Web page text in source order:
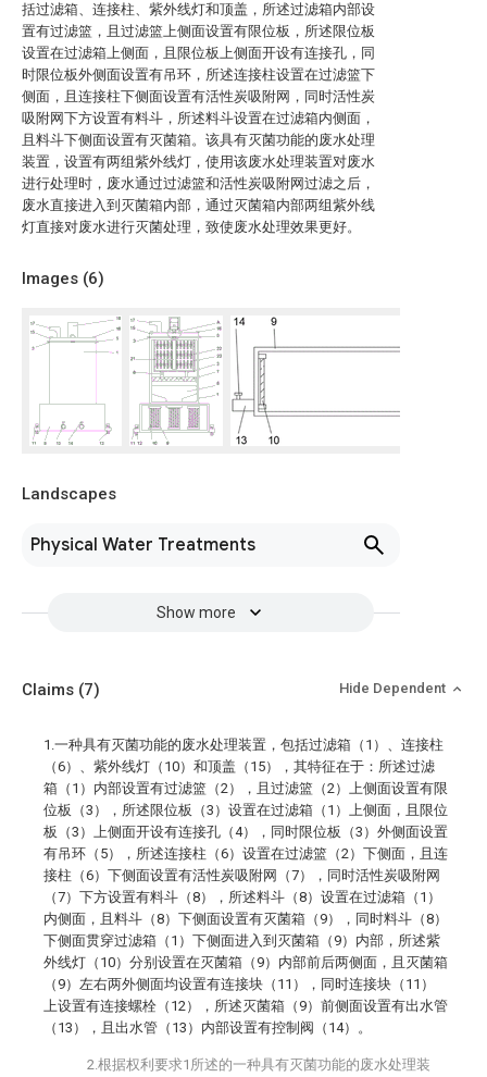
括过滤箱、连接柱、紫外线灯和顶盖，所述过滤箱内部设
置有过滤篮，且过滤篮上侧面设置有限位板，所述限位板
设置在过滤箱上侧面，且限位板上侧面开设有连接孔，同
时限位板外侧面设置有吊环，所述连接柱设置在过滤篮下
侧面，且连接柱下侧面设置有活性炭吸附网，同时活性炭
吸附网下方设置有料斗，所述料斗设置在过滤箱内侧面，
且料斗下侧面设置有灭菌箱。该具有灭菌功能的废水处理
装置，设置有两组紫外线灯，使用该废水处理装置对废水
进行处理时，废水通过过滤篮和活性炭吸附网过滤之后，
废水直接进入到灭菌箱内部，通过灭菌箱内部两组紫外线
灯直接对废水进行灭菌处理，致使废水处理效果更好。
Images (6)
Landscapes
Physical Water Treatments
Show more
Claims (7) Hide Dependent
1.一种具有灭菌功能的废水处理装置，包括过滤箱（1）、连接柱
（6）、紫外线灯（10）和顶盖（15），其特征在于：所述过滤
箱（1）内部设置有过滤篮（2），且过滤篮（2）上侧面设置有限
位板（3），所述限位板（3）设置在过滤箱（1）上侧面，且限位
板（3）上侧面开设有连接孔（4），同时限位板（3）外侧面设置
有吊环（5），所述连接柱（6）设置在过滤篮（2）下侧面，且连
接柱（6）下侧面设置有活性炭吸附网（7），同时活性炭吸附网
（7）下方设置有料斗（8），所述料斗（8）设置在过滤箱（1）
内侧面，且料斗（8）下侧面设置有灭菌箱（9），同时料斗（8）
下侧面贯穿过滤箱（1）下侧面进入到灭菌箱（9）内部，所述紫
外线灯（10）分别设置在灭菌箱（9）内部前后两侧面，且灭菌箱
（9）左右两外侧面均设置有连接块（11），同时连接块（11）
上设置有连接螺栓（12），所述灭菌箱（9）前侧面设置有出水管
（13），且出水管（13）内部设置有控制阀（14）。
2.根据权利要求1所述的一种具有灭菌功能的废水处理装